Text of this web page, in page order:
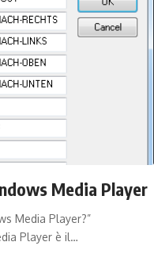
Media Player
Media Player?”
Player è il…